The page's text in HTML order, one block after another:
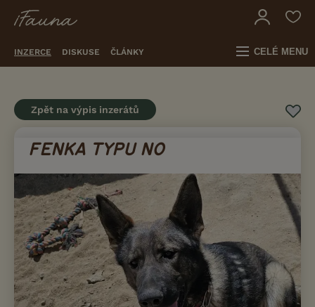
INZERCE DISKUSE ČLÁNKY CELÉ MENU
Zpět na výpis inzerátů
FENKA TYPU NO